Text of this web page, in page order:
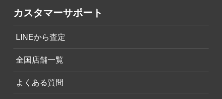
カスタマーサポート
LINEから査定
全国店舗一覧
よくある質問